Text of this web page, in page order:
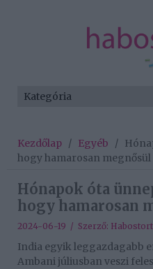
Kezdőlap / Egyéb /
hogy hamarosan megnősül
Hónapok óta
hogy hamarosan
2024-06-19 / Szerző:
India egyik leggazdagabb
Ambani júliusban veszi